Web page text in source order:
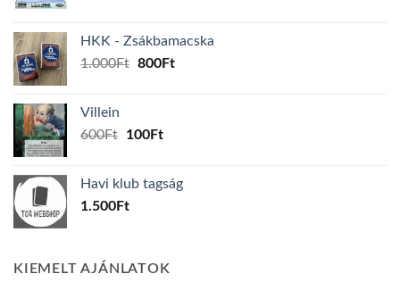
160Ft.150Ft.
HKK - Zsákbamacska
1.000Ft Original
800FtCurrent
Villein
600Ft
Original
600Ft.
100FtCurrent
100Ft.
Havi klub tagság
1.500Ft
KIEMELT AJÁNLATOK